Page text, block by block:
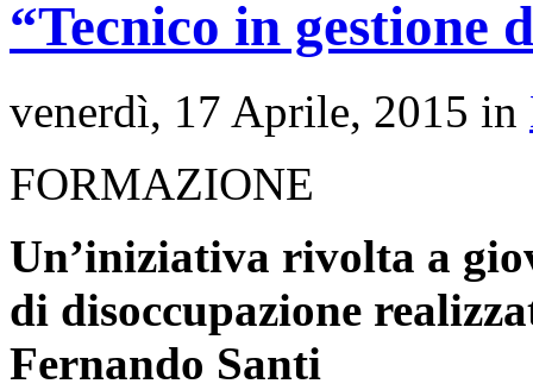
“Tecnico in gestione
venerdì, 17 Aprile, 2015 in
FORMAZIONE
Un’iniziativa rivolta a
di disoccupazione
Fernando Santi